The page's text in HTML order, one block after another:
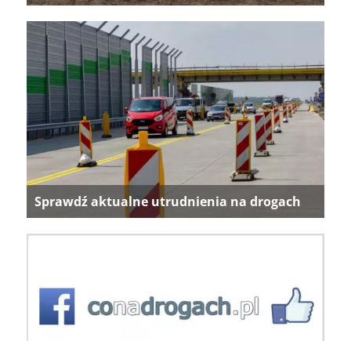
Sprawdź aktualne utrudnienia na drogach